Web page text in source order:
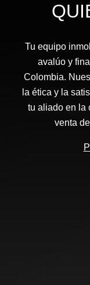
Tu equipo
avalúo y
Colombia.
la ética y la
tu aliado en la
venta